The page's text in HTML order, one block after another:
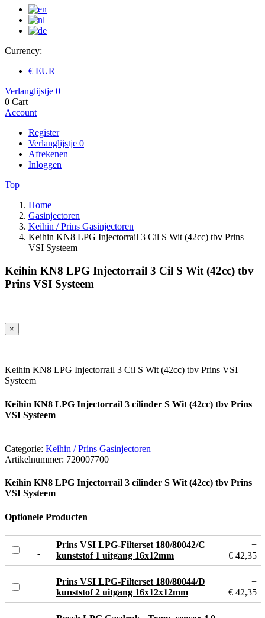
Currency:
€ EUR
Verlanglijstje 0
0 Cart
Account
Register
Verlanglijstje 0
Afrekenen
Inloggen
Top
Home
Gasinjectoren
Keihin / Prins Gasinjectoren
Keihin KN8 LPG Injectorrail 3 Cil S Wit (42cc) tbv Prins
VSI Systeem
Keihin KN8 LPG Injectorrail 3 Cil S Wit (42cc) tbv
Prins VSI Systeem
×
Keihin KN8 LPG Injectorrail 3 Cil S Wit (42cc) tbv Prins VSI
Systeem
Keihin KN8 LPG Injectorrail 3 cilinder S Wit (42cc) tbv Prins
VSI Systeem
Categorie: Keihin / Prins Gasinjectoren
Artikelnummer: 720007700
Keihin KN8 LPG Injectorrail 3 cilinder S Wit (42cc) tbv Prins
VSI Systeem
Optionele Producten
Prins VSI LPG-Filterset 180/80042/C
kunststof 1 uitgang 16x12mm
+
€ 42,35
Prins VSI LPG-Filterset 180/80044/D
kunststof 2 uitgang 16x12x12mm
+
€ 42,35